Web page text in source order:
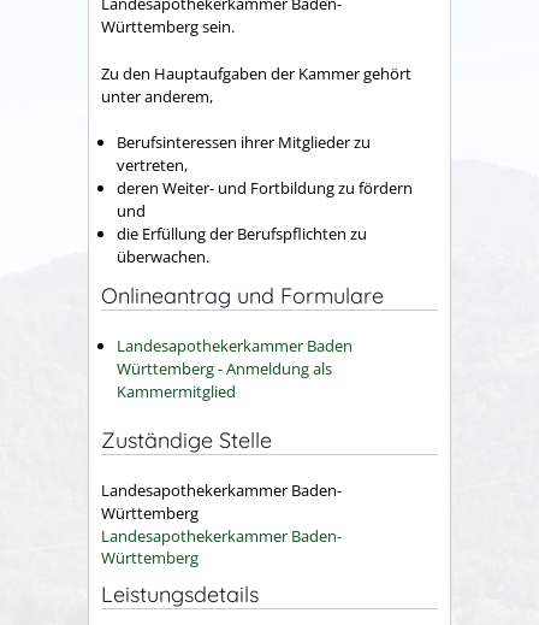
Württemberg sein.
Zu den Hauptaufgaben der Kammer gehört
unter anderem,
Berufsinteressen ihrer Mitglieder zu
vertreten,
deren Weiter- und Fortbildung zu fördern
und
die Erfüllung der Berufspflichten zu
überwachen.
Onlineantrag und Formulare
Landesapothekerkammer Baden
Württemberg - Anmeldung als
Kammermitglied
Zuständige Stelle
Landesapothekerkammer Baden-
Württemberg
Landesapothekerkammer Baden-
Württemberg
Leistungsdetails